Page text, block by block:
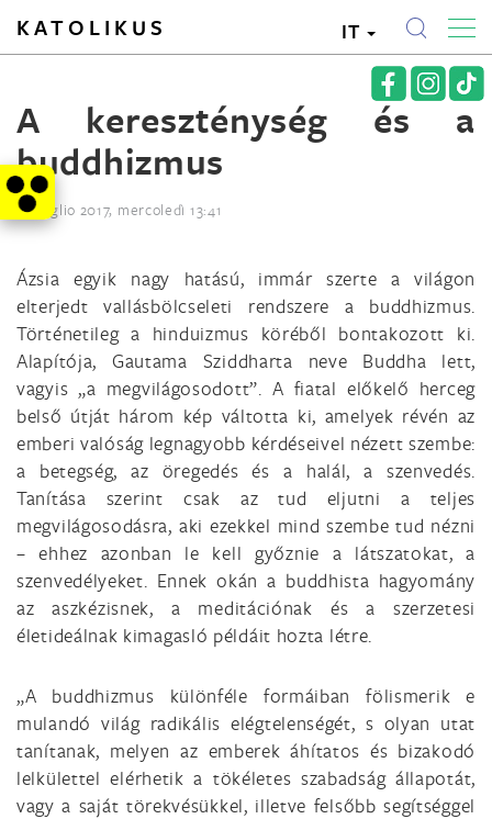
KATOLIKUS IT
A kereszténység és a
buddhizmus
12. luglio 2017, mercoledì 13:41
Ázsia egyik nagy hatású, immár szerte a világon
elterjedt vallásbölcseleti rendszere a buddhizmus.
Történetileg a hinduizmus köréből bontakozott ki.
Alapítója, Gautama Sziddharta neve Buddha lett,
vagyis „a megvilágosodott”. A fiatal előkelő herceg
belső útját három kép váltotta ki, amelyek révén az
emberi valóság legnagyobb kérdéseivel nézett szembe:
a betegség, az öregedés és a halál, a szenvedés.
Tanítása szerint csak az tud eljutni a teljes
megvilágosodásra, aki ezekkel mind szembe tud nézni
– ehhez azonban le kell győznie a látszatokat, a
szenvedélyeket. Ennek okán a buddhista hagyomány
az aszkézisnek, a meditációnak és a szerzetesi
életideálnak kimagasló példáit hozta létre.
„A buddhizmus különféle formáiban fölismerik e
mulandó világ radikális elégtelenségét, s olyan utat
tanítanak, melyen az emberek áhítatos és bizakodó
lelkülettel elérhetik a tökéletes szabadság állapotát,
vagy a saját törekvésükkel, illetve felsőbb segítséggel